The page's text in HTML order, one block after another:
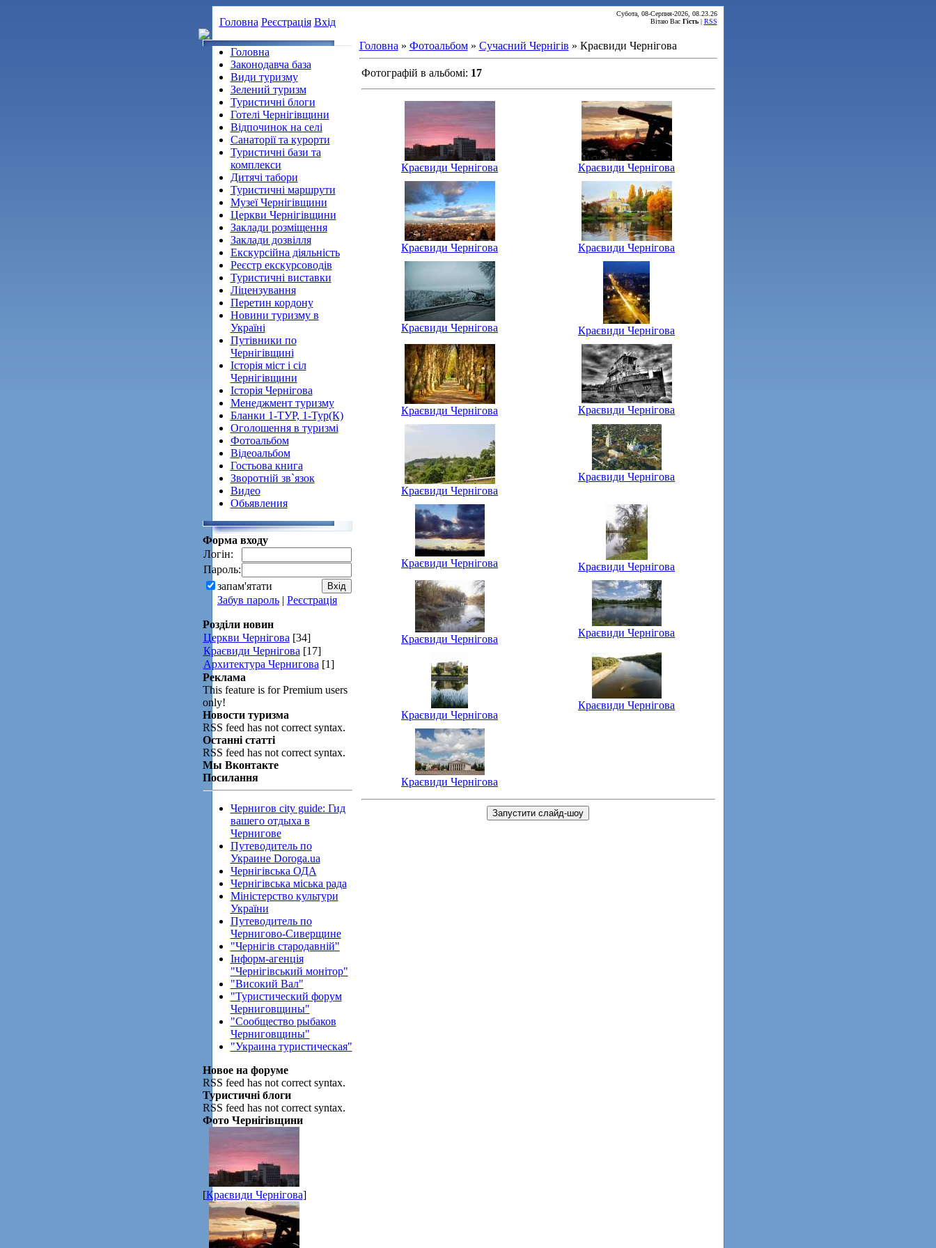
Головна Реєстрація Вхід
Субота, 08-Серпня-2026, 08.23.26
Вітаю Вас Гість| RSS
Головна
Законодавча база
Види туризму
Зелений туризм
Туристичні блоги
Готелі Чернігівщини
Відпочинок на селі
Санаторії та курорти
Туристичні бази та
комплекси
Дитячі табори
Туристичні маршрути
Музеї Чернігівщини
Церкви Чернігівщини
Заклади розміщення
Заклади дозвілля
Екскурcійна діяльність
Реєстр екскурсоводів
Туристичні виставки
Ліцензування
Перетин кордону
Новини туризму в
Україні
Путівники по
Чернігівщині
Історія міст і сіл
Чернігівщини
Історія Чернігова
Менеджмент туризму
Бланки 1-ТУР, 1-Тур(К)
Оголошення в туризмі
Фотоальбом
Відеоальбом
Гостьова книга
Зворотній зв`язок
Видео
Обьявления
Форма входу
Логін:
Пароль:
запам'ятати
Забув пароль | Реєстрація
Розділи новин
Церкви Чернігова [34]
Краєвиди Чернігова [17]
Архитектура Чернигова [1]
Реклама
This feature is for Premium users
only!
Новости туризма
RSS feed has not correct syntax.
Останні статті
RSS feed has not correct syntax.
Мы Вконтакте
Посилання
Чернигов city guide: Гид
вашего отдыха в
Чернигове
Путеводитель по
Украине Doroga.ua
Чернігівська ОДА
Чернігівська міська рада
Міністерство культури
України
Путеводитель по
Чернигово-Сиверщине
"Чернігів стародавній"
Інформ-агенція
"Чернігівський монітор"
"Високий Вал"
"Туристический форум
Черниговщины"
"Сообщество рыбаков
Черниговщины"
"Украина туристическая"
Новое на форуме
RSS feed has not correct syntax.
Туристичні блоги
RSS feed has not correct syntax.
Фото Чернігівщини
[Краєвиди Чернігова]
Головна » Фотоальбом» Сучасний Чернігів » Краєвиди Чернігова
Фотографій в альбомі: 17
Краєвиди Чернігова Краєвиди Чернігова
Краєвиди Чернігова Краєвиди Чернігова
Краєвиди Чернігова Краєвиди Чернігова
Краєвиди Чернігова Краєвиди Чернігова
Краєвиди Чернігова
Краєвиди Чернігова
Краєвиди Чернігова Краєвиди Чернігова
Краєвиди Чернігова
Краєвиди Чернігова
Краєвиди Чернігова
Краєвиди Чернігова
Краєвиди Чернігова